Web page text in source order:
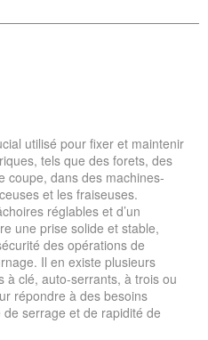
utilisé pour fixer et maintenir
tels que des forets, des
coupe, dans des machines-
et les fraiseuses.
réglables et d’un
une prise solide et stable,
des opérations de
Il en existe plusieurs
à clé, auto-serrants, à trois ou
répondre à des besoins
serrage et de rapidité de